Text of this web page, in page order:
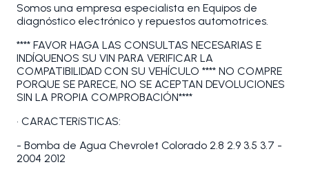
Somos una empresa especialista en Equipos de
diagnóstico electrónico y repuestos automotrices.
**** FAVOR HAGA LAS CONSULTAS NECESARIAS E
INDÍQUENOS SU VIN PARA VERIFICAR LA
COMPATIBILIDAD CON SU VEHÍCULO **** NO COMPRE
PORQUE SE PARECE, NO SE ACEPTAN DEVOLUCIONES
SIN LA PROPIA COMPROBACIÓN****
• CARACTERíSTICAS:
- Bomba de Agua Chevrolet Colorado 2.8 2.9 3.5 3.7 -
2004 2012